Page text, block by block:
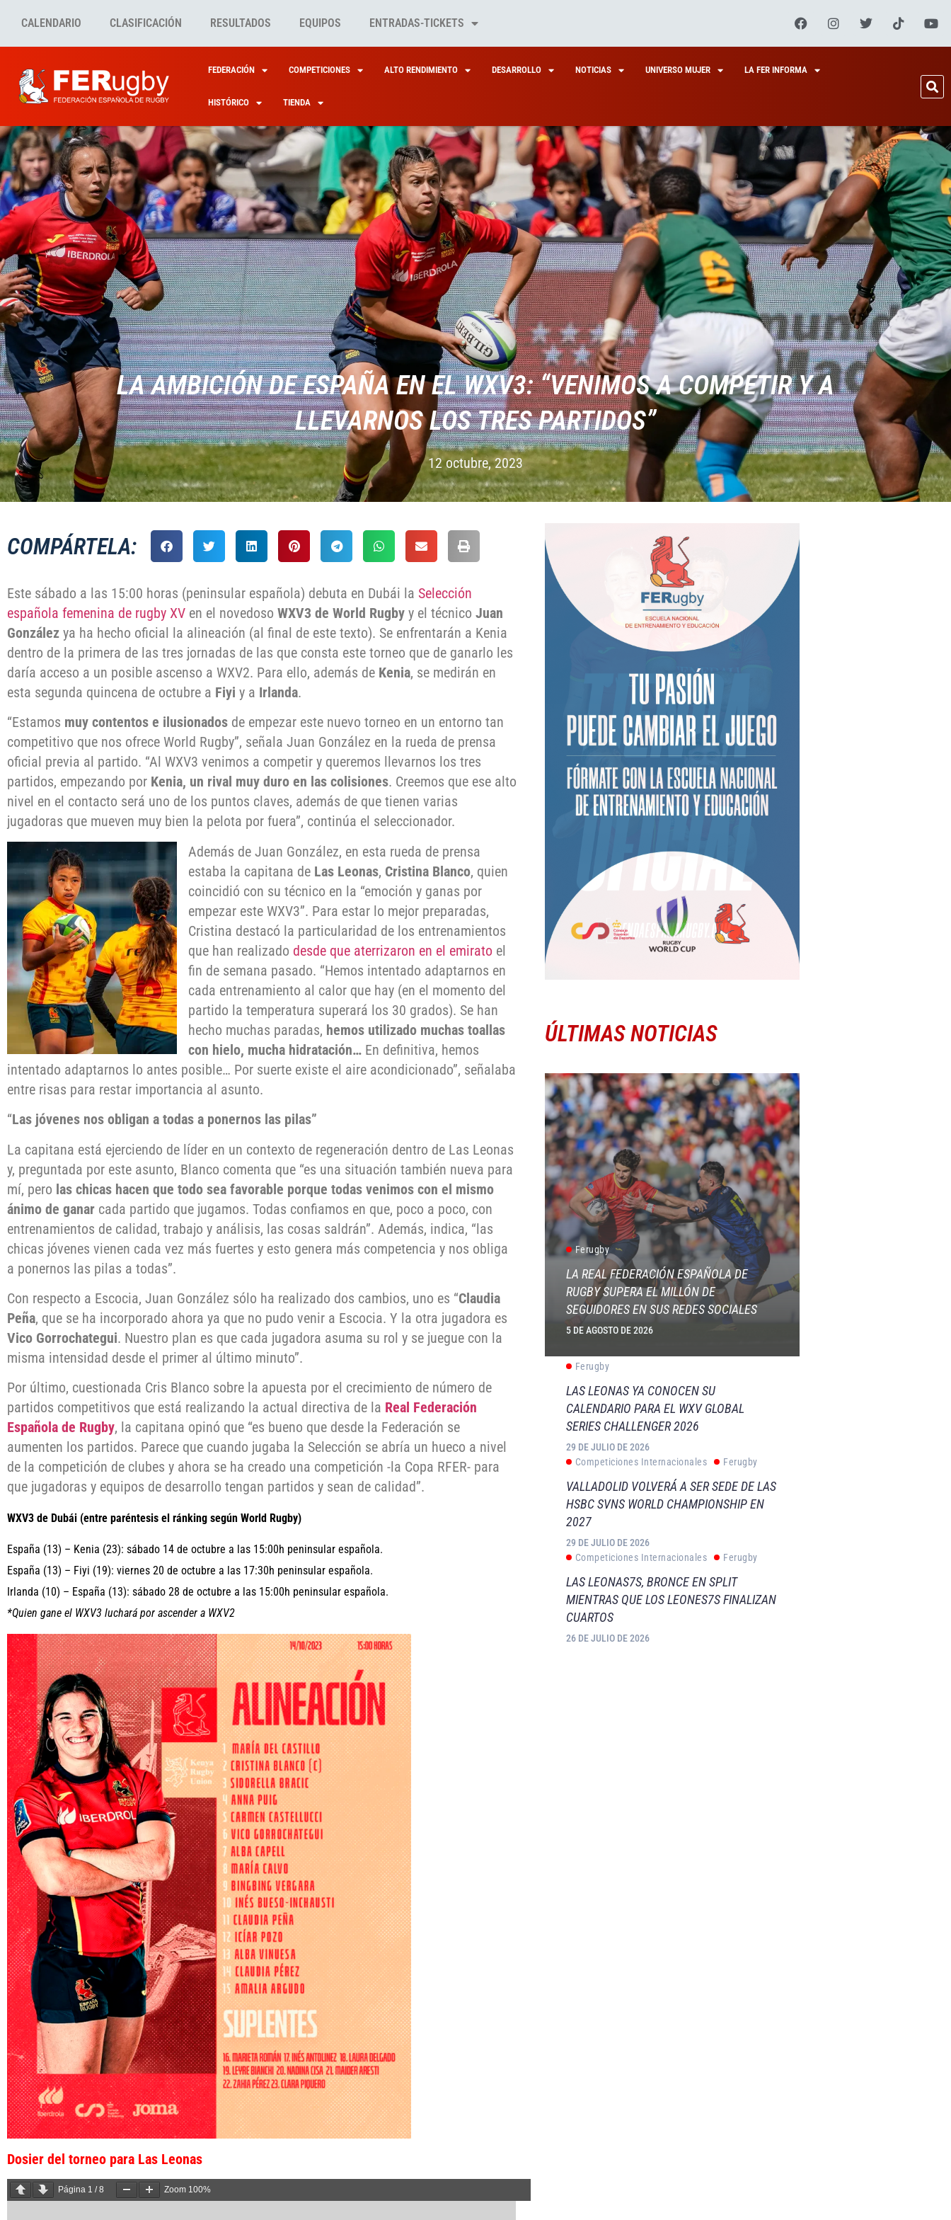
CALENDARIO CLASIFICACIÓN RESULTADOS EQUIPOS ENTRADAS-TICKETS
FEDERACIÓN COMPETICIONES ALTO RENDIMIENTO DESARROLLO NOTICIAS UNIVERSO MUJER LA FER INFORMA
HISTÓRICO TIENDA
LA AMBICIÓN DE ESPAÑA EN EL WXV3: “VENIMOS A COMPETIR Y A
LLEVARNOS LOS TRES PARTIDOS”
12 octubre, 2023
COMPÁRTELA:
Este sábado a las 15:00 horas (peninsular española) debuta en Dubái la Selección
española femenina de rugby XV en el novedoso WXV3 de World Rugby y el técnico Juan
González ya ha hecho oficial la alineación (al final de este texto). Se enfrentarán a Kenia
dentro de la primera de las tres jornadas de las que consta este torneo que de ganarlo les
daría acceso a un posible ascenso a WXV2. Para ello, además de Kenia, se medirán en
esta segunda quincena de octubre a Fiyi y a Irlanda.
“Estamos muy contentos e ilusionados de empezar este nuevo torneo en un entorno tan
competitivo que nos ofrece World Rugby”, señala Juan González en la rueda de prensa
oficial previa al partido. “Al WXV3 venimos a competir y queremos llevarnos los tres
partidos, empezando por Kenia, un rival muy duro en las colisiones. Creemos que ese alto
nivel en el contacto será uno de los puntos claves, además de que tienen varias
jugadoras que mueven muy bien la pelota por fuera”, continúa el seleccionador.
Además de Juan González, en esta rueda de prensa
estaba la capitana de Las Leonas, Cristina Blanco, quien
coincidió con su técnico en la “emoción y ganas por
empezar este WXV3”. Para estar lo mejor preparadas,
Cristina destacó la particularidad de los entrenamientos
que han realizado desde que aterrizaron en el emirato el
fin de semana pasado. “Hemos intentado adaptarnos en
cada entrenamiento al calor que hay (en el momento del
partido la temperatura superará los 30 grados). Se han
hecho muchas paradas, hemos utilizado muchas toallas
con hielo, mucha hidratación… En definitiva, hemos
intentado adaptarnos lo antes posible… Por suerte existe el aire acondicionado”, señalaba
entre risas para restar importancia al asunto.
“Las jóvenes nos obligan a todas a ponernos las pilas”
La capitana está ejerciendo de líder en un contexto de regeneración dentro de Las Leonas
y, preguntada por este asunto, Blanco comenta que “es una situación también nueva para
mí, pero las chicas hacen que todo sea favorable porque todas venimos con el mismo
ánimo de ganar cada partido que jugamos. Todas confiamos en que, poco a poco, con
entrenamientos de calidad, trabajo y análisis, las cosas saldrán”. Además, indica, “las
chicas jóvenes vienen cada vez más fuertes y esto genera más competencia y nos obliga
a ponernos las pilas a todas”.
Con respecto a Escocia, Juan González sólo ha realizado dos cambios, uno es “Claudia
Peña, que se ha incorporado ahora ya que no pudo venir a Escocia. Y la otra jugadora es
Vico Gorrochategui. Nuestro plan es que cada jugadora asuma su rol y se juegue con la
misma intensidad desde el primer al último minuto”.
Por último, cuestionada Cris Blanco sobre la apuesta por el crecimiento de número de
partidos competitivos que está realizando la actual directiva de la Real Federación
Española de Rugby, la capitana opinó que “es bueno que desde la Federación se
aumenten los partidos. Parece que cuando jugaba la Selección se abría un hueco a nivel
de la competición de clubes y ahora se ha creado una competición -la Copa RFER- para
que jugadoras y equipos de desarrollo tengan partidos y sean de calidad”.
WXV3 de Dubái (entre paréntesis el ránking según World Rugby)
España (13) – Kenia (23): sábado 14 de octubre a las 15:00h peninsular española.
España (13) – Fiyi (19): viernes 20 de octubre a las 17:30h peninsular española.
Irlanda (10) – España (13): sábado 28 de octubre a las 15:00h peninsular española.
*Quien gane el WXV3 luchará por ascender a WXV2
Dosier del torneo para Las Leonas
Página 1 /8 Zoom 100%
ÚLTIMAS NOTICIAS
Ferugby
LA REAL FEDERACIÓN ESPAÑOLA DE
RUGBY SUPERA EL MILLÓN DE
SEGUIDORES EN SUS REDES SOCIALES
5 DE AGOSTO DE 2026
Ferugby
LAS LEONAS YA CONOCEN SU
CALENDARIO PARA EL WXV GLOBAL
SERIES CHALLENGER 2026
29 DE JULIO DE 2026
Competiciones Internacionales
Ferugby
VALLADOLID VOLVERÁ A SER SEDE DE LAS
HSBC SVNS WORLD CHAMPIONSHIP EN
2027
29 DE JULIO DE 2026
Competiciones Internacionales
Ferugby
LAS LEONAS7S, BRONCE EN SPLIT
MIENTRAS QUE LOS LEONES7S FINALIZAN
CUARTOS
26 DE JULIO DE 2026